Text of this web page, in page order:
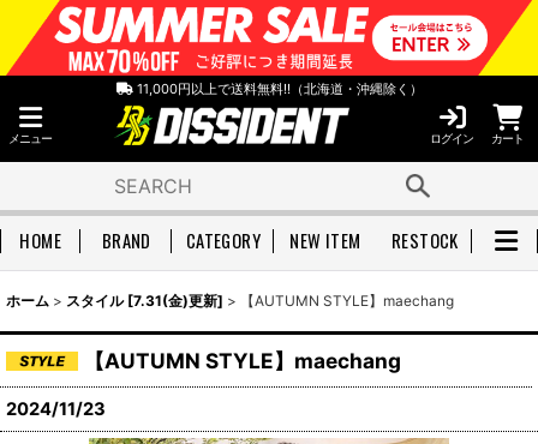
11,000円以上で送料無料!!（北海道・沖縄除く）
メニュー ログイン カート
HOME BRAND CATEGORY NEW ITEM RESTOCK
ホーム > スタイル [7.31(金)更新] > 【AUTUMN STYLE】maechang
【AUTUMN STYLE】maechang
2024/11/23